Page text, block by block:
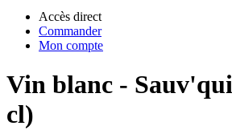
Accès direct
Commander
Mon compte
Vin blanc -
cl)